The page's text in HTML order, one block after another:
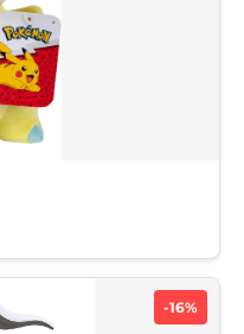
-16%